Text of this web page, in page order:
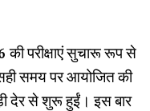
की परीक्षाएं सुचारू रूप से
सही समय पर आयोजित की
देर से शुरू हुईं। इस बार